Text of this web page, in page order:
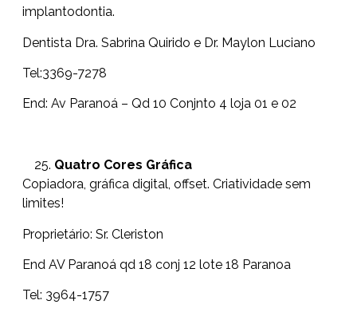
implantodontia.
Dentista Dra. Sabrina Quirido e Dr. Maylon Luciano
Tel:3369-7278
End: Av Paranoá – Qd 10 Conjnto 4 loja 01 e 02
Quatro Cores Gráfica
Copiadora, gráfica digital, offset. Criatividade sem
limites!
Proprietário: Sr. Cleriston
End AV Paranoá qd 18 conj 12 lote 18 Paranoa
Tel: 3964-1757